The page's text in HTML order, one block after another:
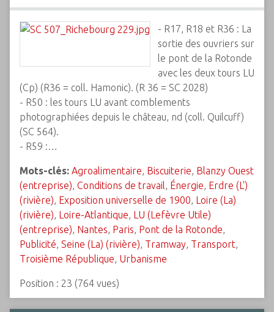
- R17, R18 et R36 : La
sortie des ouvriers sur
le pont de la Rotonde
avec les deux tours LU
(Cp) (R36 = coll. Hamonic). (R 36 = SC 2028)
- R50 : les tours LU avant comblements
photographiées depuis le château, nd (coll. Quilcuff)
(SC 564).
- R59 :…
Mots-clés: Agroalimentaire, Biscuiterie, Blanzy Ouest
(entreprise), Conditions de travail, Énergie, Erdre (L')
(rivière), Exposition universelle de 1900, Loire (La)
(rivière), Loire-Atlantique, LU (Lefèvre Utile)
(entreprise), Nantes, Paris, Pont de la Rotonde,
Publicité, Seine (La) (rivière), Tramway, Transport,
Troisième République, Urbanisme
Position : 23 (764 vues)